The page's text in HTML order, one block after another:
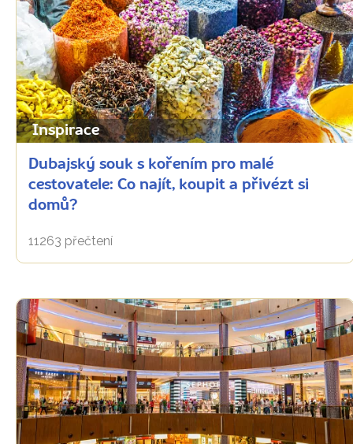
Inspirace
Dubajský souk s kořením pro malé
cestovatele: Co najít, koupit a přivézt si
domů?
11263 přečtení